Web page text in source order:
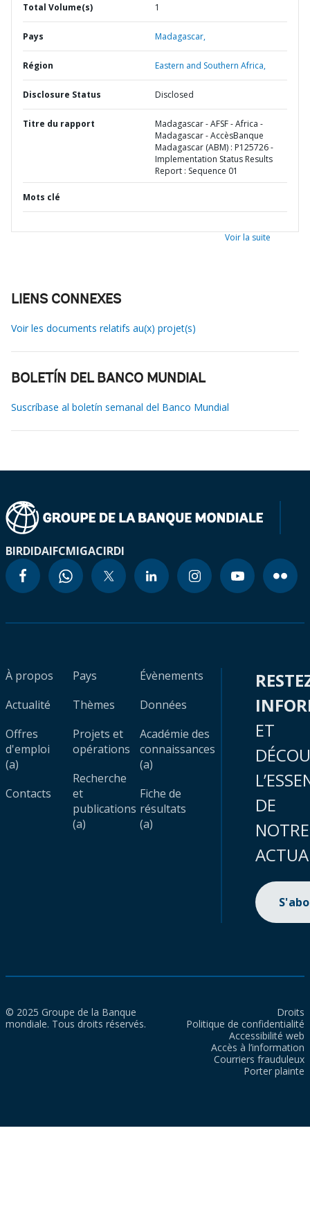
Total Volume(s) 1
Pays Madagascar,
Région Eastern and Southern Africa,
Disclosure Status Disclosed
Titre du rapport
Madagascar - AFSF - Africa -
Madagascar - AccèsBanque
Madagascar (ABM) : P125726 -
Implementation Status Results
Report : Sequence 01
Mots clé
Voir la suite
LIENS CONNEXES
Voir les documents relatifs au(x) projet(s)
BOLETÍN DEL BANCO MUNDIAL
Suscríbase al boletín semanal del Banco Mundial
BIRDIDAIFCMIGACIRDI
À propos
Actualité
Offres
d'emploi
(a)
Contacts
Pays
Thèmes
Projets et
opérations
Recherche
et
publications
(a)
Évènements
Données
Académie des
connaissances
(a)
Fiche de
résultats
(a)
ET
DE
NOTRE
© 2025 Groupe de la Banque
mondiale. Tous droits réservés.
Droits
Politique de confidentialité
Accessibilité web
Accès à l’information
Courriers frauduleux
Porter plainte